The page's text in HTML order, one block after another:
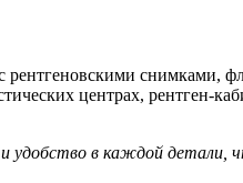
с рентгеновскими
центрах, рентген-
в каждой детали,